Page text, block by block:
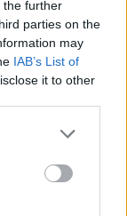
the further
parties on the
may
IAB’s List of
it to other